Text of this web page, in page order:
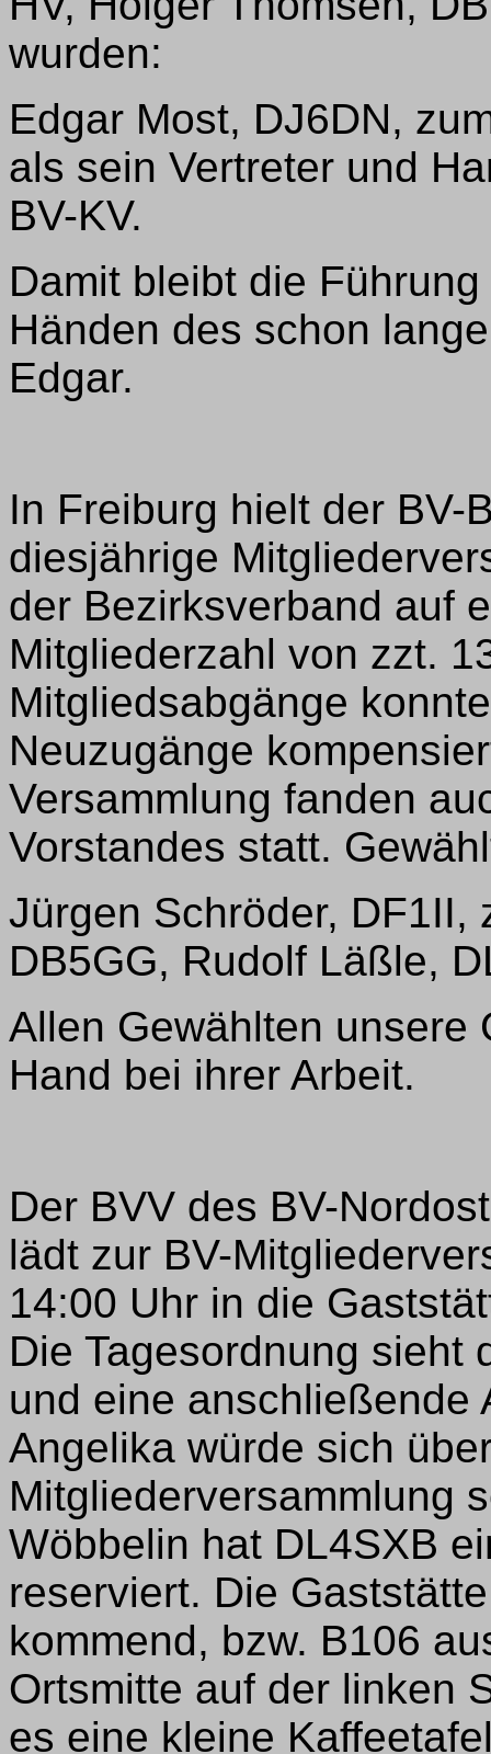
wurden:
Edgar Most, DJ6DN,
als sein Vertreter und
BV-KV.
Damit bleibt die
Händen des schon
Edgar.
In Freiburg hielt der BV-
diesjährige
der Bezirksverband auf
Mitgliederzahl von zzt.
Mitgliedsabgänge
Neuzugänge
Versammlung fanden
Vorstandes statt.
Jürgen Schröder, DF1II,
DB5GG, Rudolf Läßle,
Allen Gewählten unsere
Hand bei ihrer Arbeit.
Der BVV des BV-
lädt zur BV-
14:00 Uhr in die
Die Tagesordnung sieht
und eine anschließende
Angelika würde sich
Mitgliederversammlung
Wöbbelin hat DL4SXB
reserviert. Die
kommend, bzw. B106
Ortsmitte auf der linken
es eine kleine